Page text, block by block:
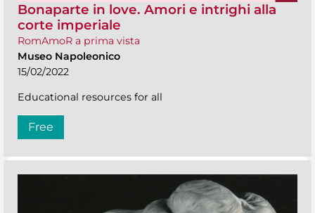
Bonaparte in love. Amori e intrighi alla
corte imperiale
RomAmoR a prima vista
Museo Napoleonico
15/02/2022
Educational resources for all
Free